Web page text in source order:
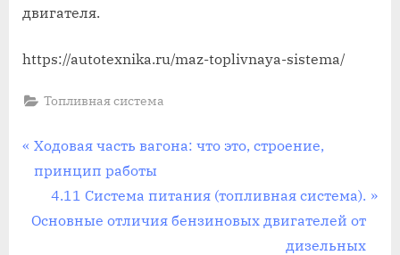
двигателя.
https://autotexnika.ru/maz-toplivnaya-sistema/
Топливная система
Навигация
по
записям
П
р
д
Ходовая часть вагона: что это, строение,
принцип работы
С
л
4.11 Система питания (топливная система).
Основные отличия бензиновых двигателей от
дизельных